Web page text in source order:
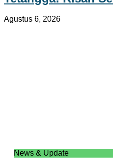
Agustus 6, 2026
News & Update